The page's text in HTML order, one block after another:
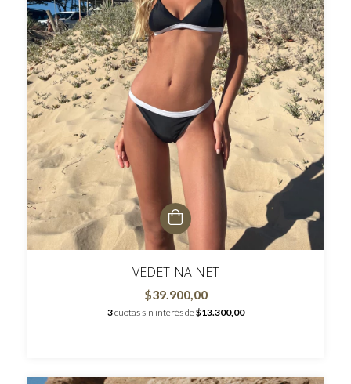
VEDETINA NET
$39.900,00
3cuotas sin interés de$13.300,00